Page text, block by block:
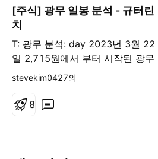
[주식] 광무 일봉 분석 - 규터린
치
T: 광무 분석: day 2023년 3월 22
일 2,715원에서 부터 시작된 광무
롱 포지션 임펄스는 2023년 4월 4
언뜻 봐도 250%이상 상승한 가격이
stevekim0427의
8